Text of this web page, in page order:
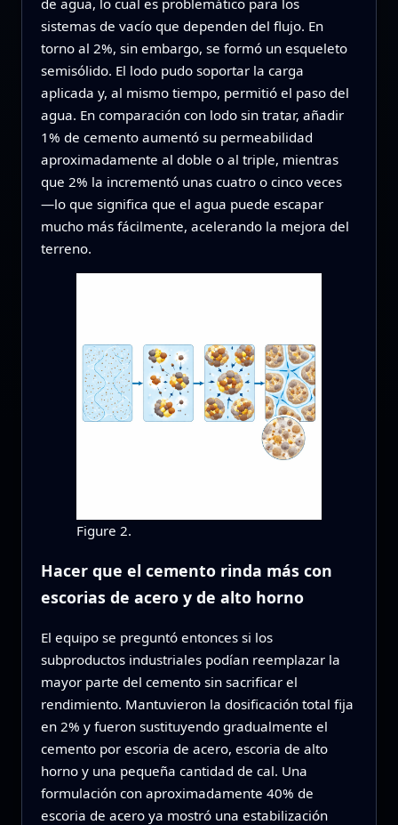
de agua, lo cual es problemático para los
sistemas de vacío que dependen del flujo. En
torno al 2%, sin embargo, se formó un esqueleto
semisólido. El lodo pudo soportar la carga
aplicada y, al mismo tiempo, permitió el paso del
agua. En comparación con lodo sin tratar, añadir
1% de cemento aumentó su permeabilidad
aproximadamente al doble o al triple, mientras
que 2% la incrementó unas cuatro o cinco veces
—lo que significa que el agua puede escapar
mucho más fácilmente, acelerando la mejora del
terreno.
Figure 2.
Hacer que el cemento rinda más con
escorias de acero y de alto horno
El equipo se preguntó entonces si los
subproductos industriales podían reemplazar la
mayor parte del cemento sin sacrificar el
rendimiento. Mantuvieron la dosificación total fija
en 2% y fueron sustituyendo gradualmente el
cemento por escoria de acero, escoria de alto
horno y una pequeña cantidad de cal. Una
formulación con aproximadamente 40% de
escoria de acero ya mostró una estabilización